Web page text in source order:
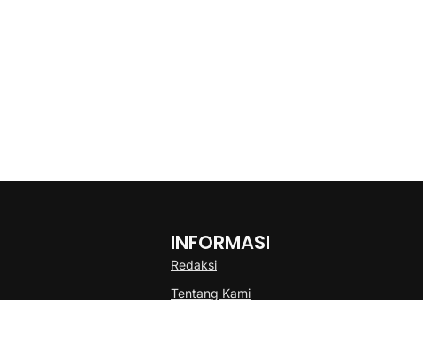
INFORMASI
Redaksi
Tentang Kami